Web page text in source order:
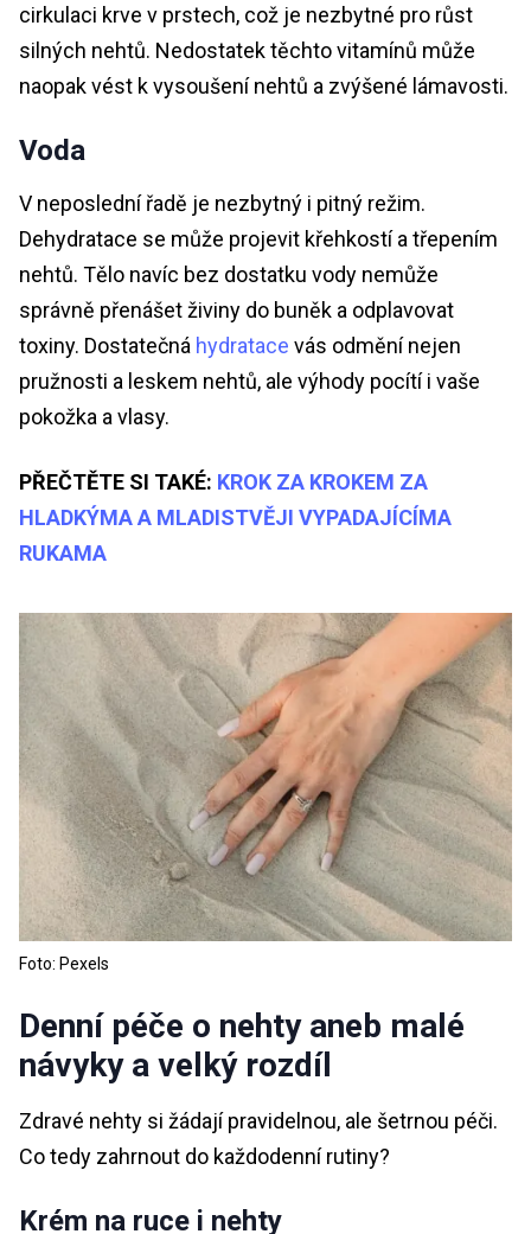
cirkulaci krve v prstech, což je nezbytné pro růst
silných nehtů. Nedostatek těchto vitamínů může
naopak vést k vysoušení nehtů a zvýšené lámavosti.
Voda
V neposlední řadě je nezbytný i pitný režim.
Dehydratace se může projevit křehkostí a třepením
nehtů. Tělo navíc bez dostatku vody nemůže
správně přenášet živiny do buněk a odplavovat
toxiny. Dostatečná hydratace vás odmění nejen
pružnosti a leskem nehtů, ale výhody pocítí i vaše
pokožka a vlasy.
PŘEČTĚTE SI TAKÉ: KROK ZA KROKEM ZA
HLADKÝMA A MLADISTVĚJI VYPADAJÍCÍMA
RUKAMA
Foto: Pexels
Denní péče o nehty aneb malé
návyky a velký rozdíl
Zdravé nehty si žádají pravidelnou, ale šetrnou péči.
Co tedy zahrnout do každodenní rutiny?
Krém na ruce i nehty